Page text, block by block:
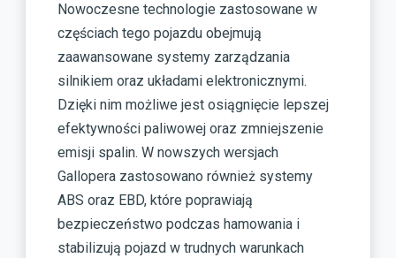
Nowoczesne technologie zastosowane w
częściach tego pojazdu obejmują
zaawansowane systemy zarządzania
silnikiem oraz układami elektronicznymi.
Dzięki nim możliwe jest osiągnięcie lepszej
efektywności paliwowej oraz zmniejszenie
emisji spalin. W nowszych wersjach
Gallopera zastosowano również systemy
ABS oraz EBD, które poprawiają
bezpieczeństwo podczas hamowania i
stabilizują pojazd w trudnych warunkach